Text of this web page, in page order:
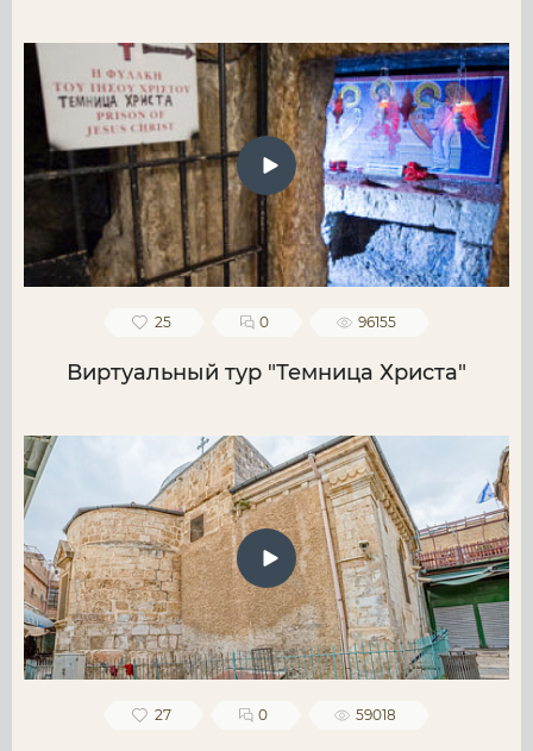
25 0 96155
Виртуальный тур "Темница Христа"
27 0 59018